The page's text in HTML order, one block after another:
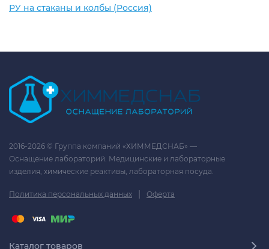
РУ на стаканы и колбы (Россия)
2016-2026 © Группа компаний «ХИММЕДСНАБ» —
Оснащение лабораторий. Медицинские и лабораторные
изделия, химические реактивы, лабораторная посуда.
Политика персональных данных | Оферта
Каталог товаров